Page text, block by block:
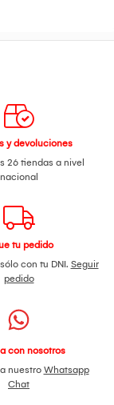
y devoluciones
26 tiendas a nivel
nacional
tu pedido
con tu DNI. Seguir
pedido
con nosotros
nuestro Whatsapp
Chat